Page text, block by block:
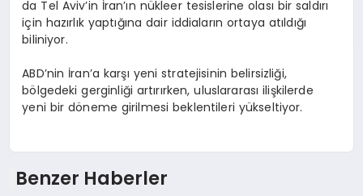
da Tel Aviv’in İran’ın nükleer tesislerine olası bir saldırı
için hazırlık yaptığına dair iddiaların ortaya atıldığı
biliniyor.
ABD’nin İran’a karşı yeni stratejisinin belirsizliği,
bölgedeki gerginliği artırırken, uluslararası ilişkilerde
yeni bir döneme girilmesi beklentileri yükseltiyor.
Benzer Haberler